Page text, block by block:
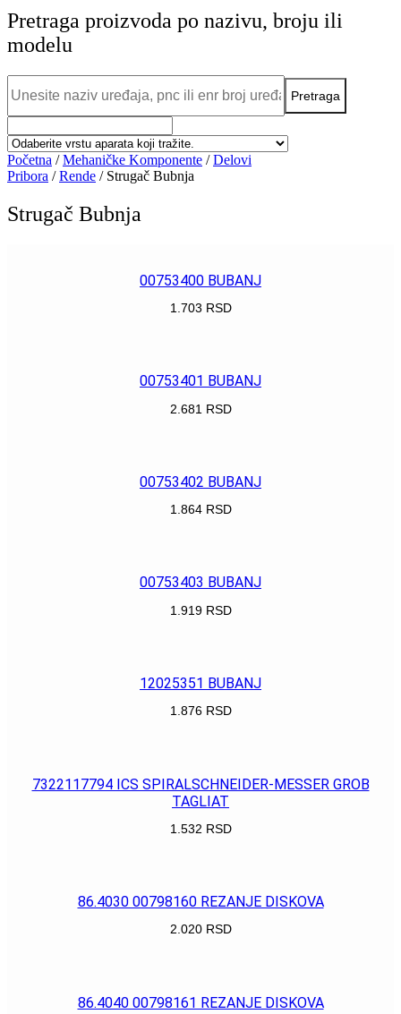
Pretraga proizvoda po nazivu, broju ili
modelu
Početna /Mehaničke Komponente /Delovi
Pribora /Rende / Strugač Bubnja
Strugač Bubnja
00753400 BUBANJ
1.703 RSD
00753401 BUBANJ
2.681 RSD
00753402 BUBANJ
1.864 RSD
00753403 BUBANJ
1.919 RSD
12025351 BUBANJ
1.876 RSD
7322117794 ICS SPIRALSCHNEIDER-MESSER GROB
TAGLIAT
1.532 RSD
86.4030 00798160 REZANJE DISKOVA
2.020 RSD
86.4040 00798161 REZANJE DISKOVA